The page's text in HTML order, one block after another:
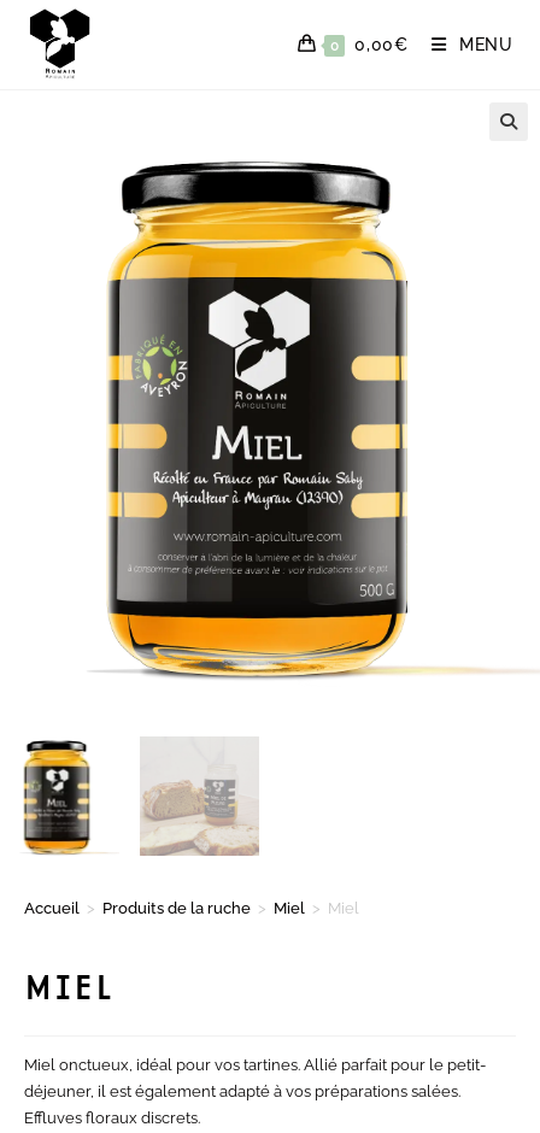
0 0,00€ MENU
Accueil > Produits de la ruche > Miel > Miel
MIEL
Miel onctueux, idéal pour vos tartines. Allié parfait pour le petit-
déjeuner, il est également adapté à vos préparations salées.
Effluves floraux discrets.